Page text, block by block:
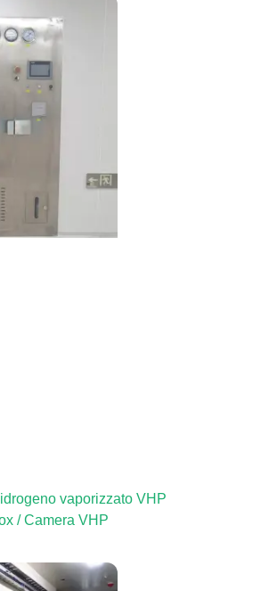
vaporizzato VHP
/ Camera VHP